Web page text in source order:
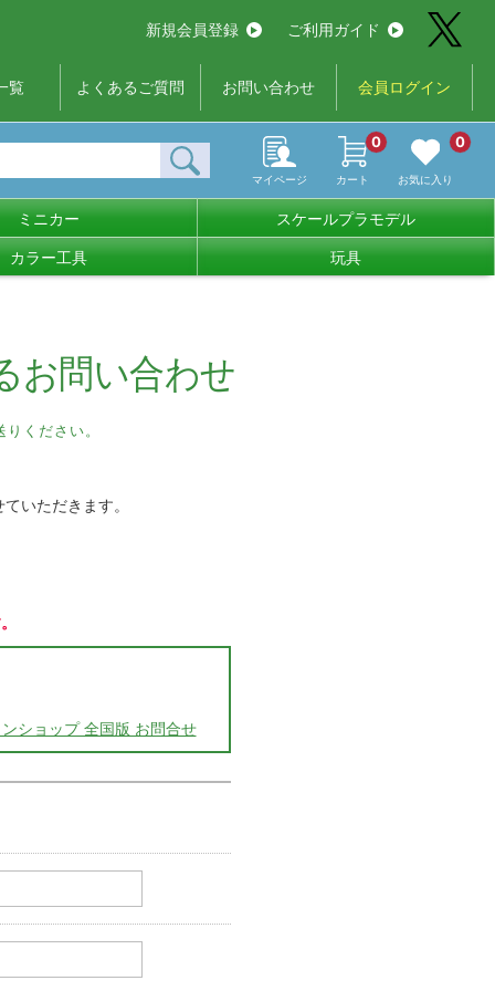
新規会員登録 ご利用ガイド
覧 よくあるご質問 お問い合わせ 会員ログイン
マイページ カート
0
お気に入り
0
ミニカー スケールプラモデル
カラー工具 玩具
お問い合わせ
ください。
いただきます。
ショップ 全国版 お問合せ